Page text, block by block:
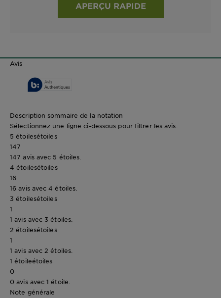
APERÇU RAPIDE
Avis
Description sommaire de la notation
Sélectionnez une ligne ci-dessous pour filtrer les avis.
5 étoilesétoiles
147
147 avis avec 5 étoiles.
4 étoilesétoiles
16
16 avis avec 4 étoiles.
3 étoilesétoiles
1
1 avis avec 3 étoiles.
2 étoilesétoiles
1
1 avis avec 2 étoiles.
1 étoileétoiles
0
0 avis avec 1 étoile.
Note générale